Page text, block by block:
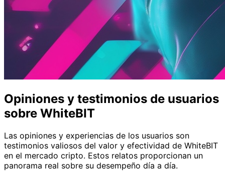
Opiniones y testimonios de usuarios
sobre WhiteBIT
Las opiniones y experiencias de los usuarios son
testimonios valiosos del valor y efectividad de WhiteBIT
en el mercado cripto. Estos relatos proporcionan un
panorama real sobre su desempeño día a día.